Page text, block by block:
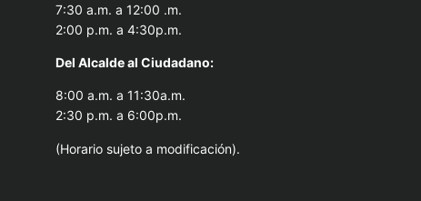
7:30 a.m. a 12:00 .m.
2:00 p.m. a 4:30p.m.
Del Alcalde al Ciudadano:
8:00 a.m. a 11:30a.m.
2:30 p.m. a 6:00p.m.
(Horario sujeto a modificación).